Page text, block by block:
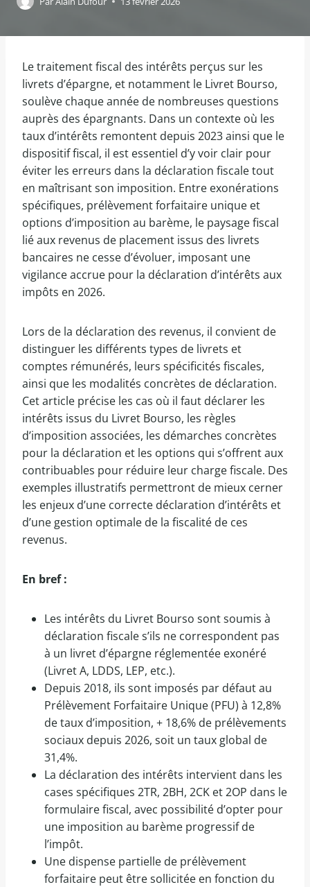
Le traitement fiscal des intérêts perçus sur les
livrets d’épargne, et notamment le Livret Bourso,
soulève chaque année de nombreuses questions
auprès des épargnants. Dans un contexte où les
taux d’intérêts remontent depuis 2023 ainsi que le
dispositif fiscal, il est essentiel d’y voir clair pour
éviter les erreurs dans la déclaration fiscale tout
en maîtrisant son imposition. Entre exonérations
spécifiques, prélèvement forfaitaire unique et
options d’imposition au barème, le paysage fiscal
lié aux revenus de placement issus des livrets
bancaires ne cesse d’évoluer, imposant une
vigilance accrue pour la déclaration d’intérêts aux
impôts en 2026.
Lors de la déclaration des revenus, il convient de
distinguer les différents types de livrets et
comptes rémunérés, leurs spécificités fiscales,
ainsi que les modalités concrètes de déclaration.
Cet article précise les cas où il faut déclarer les
intérêts issus du Livret Bourso, les règles
d’imposition associées, les démarches concrètes
pour la déclaration et les options qui s’offrent aux
contribuables pour réduire leur charge fiscale. Des
exemples illustratifs permettront de mieux cerner
les enjeux d’une correcte déclaration d’intérêts et
d’une gestion optimale de la fiscalité de ces
revenus.
En bref :
Les intérêts du Livret Bourso sont soumis à
déclaration fiscale s’ils ne correspondent pas
à un livret d’épargne réglementée exonéré
(Livret A, LDDS, LEP, etc.).
Depuis 2018, ils sont imposés par défaut au
Prélèvement Forfaitaire Unique (PFU) à 12,8%
de taux d’imposition, + 18,6% de prélèvements
sociaux depuis 2026, soit un taux global de
31,4%.
La déclaration des intérêts intervient dans les
cases spécifiques 2TR, 2BH, 2CK et 2OP dans le
formulaire fiscal, avec possibilité d’opter pour
une imposition au barème progressif de
l’impôt.
Une dispense partielle de prélèvement
forfaitaire peut être sollicitée en fonction du